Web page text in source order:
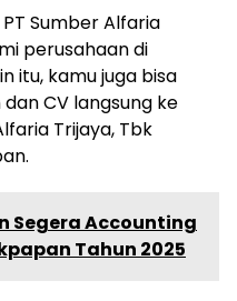
Sumber Alfaria
perusahaan di
itu, kamu juga bisa
CV langsung ke
Trijaya, Tbk
Segera Accounting
Tahun 2025